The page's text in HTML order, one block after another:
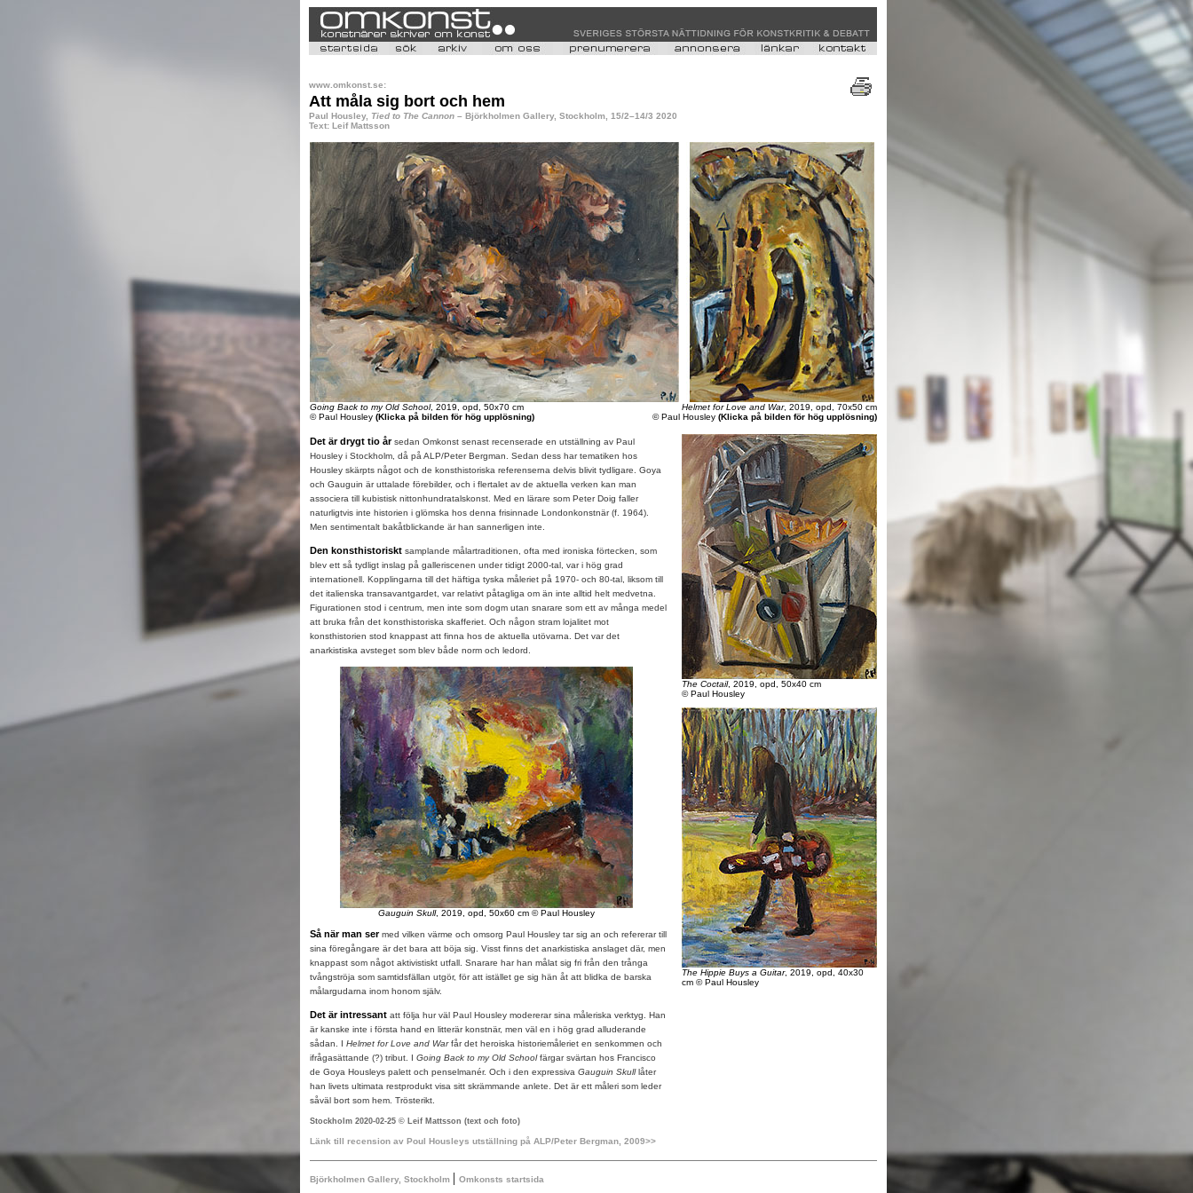
www.omkonst.se:
Att måla sig bort och hem
Paul Housley, Tied to The Cannon– Björkholmen Gallery, Stockholm, 15/2–14/3 2020
Text: Leif Mattsson
Going Back to my Old School, 2019, opd, 50x70 cm
© Paul Housley (Klicka på bilden för hög upplösning)
Helmet for Love and War, 2019, opd, 70x50 cm
© Paul Housley (Klicka på bilden för hög upplösning)
Det är drygt tio årsedan Omkonst senast recenserade en utställning av Paul
Housley i Stockholm, då på ALP/Peter Bergman. Sedan dess har tematiken hos
Housley skärpts något och de konsthistoriska referenserna delvis blivit tydligare. Goya
och Gauguin är uttalade förebilder, och i flertalet av de aktuella verken kan man
associera till kubistisk nittonhundratalskonst. Med en lärare som Peter Doig faller
naturligtvis inte historien i glömska hos denna frisinnade Londonkonstnär (f. 1964).
Men sentimentalt bakåtblickande är han sannerligen inte.
Den konsthistoriskt samplande målartraditionen, ofta med ironiska förtecken, som
blev ett så tydligt inslag på galleriscenen under tidigt 2000-tal, var i hög grad
internationell. Kopplingarna till det häftiga tyska måleriet på 1970- och 80-tal, liksom till
det italienska transavantgardet, var relativt påtagliga om än inte alltid helt medvetna.
Figurationen stod i centrum, men inte som dogm utan snarare som ett av många medel
att bruka från det konsthistoriska skafferiet. Och någon stram lojalitet mot
konsthistorien stod knappast att finna hos de aktuella utövarna. Det var det
anarkistiska avsteget som blev både norm och ledord.
Gauguin Skull, 2019, opd, 50x60 cm © Paul Housley
Så när man sermed vilken värme och omsorg Paul Housley tar sig an och refererar till
sina föregångare är det bara att böja sig. Visst finns det anarkistiska anslaget där, men
knappast som något aktivistiskt utfall. Snarare har han målat sig fri från den trånga
tvångströja som samtidsfällan utgör, för att istället ge sig hän åt att blidka de barska
målargudarna inom honom själv.
Det är intressantatt följa hur väl Paul Housley modererar sina måleriska verktyg. Han
är kanske inte i första hand en litterär konstnär, men väl en i hög grad alluderande
sådan. I Helmet for Love and Warfår det heroiska historiemåleriet en senkommen och
ifrågasättande (?) tribut. I Going Back to my Old Schoolfärgar svärtan hos Francisco
de Goya Housleys palett och penselmanér. Och i den expressiva Gauguin Skulllåter
han livets ultimata restprodukt visa sitt skrämmande anlete. Det är ett måleri som leder
såväl bort som hem. Trösterikt.
Stockholm 2020-02-25 © Leif Mattsson (text och foto)
Länk till recension av Poul Housleys utställning på ALP/Peter Bergman, 2009>>
The Coctail, 2019, opd, 50x40 cm
© Paul Housley
The Hippie Buys a Guitar, 2019, opd, 40x30
cm © Paul Housley
Björkholmen Gallery, Stockholm | Omkonsts startsida